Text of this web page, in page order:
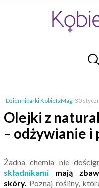
Dziennikarki KobietaMag, 30
Olejki z
– odżywianie i
Żadna chemia nie
składnikami mają
skóry. Poznaj rośliny,